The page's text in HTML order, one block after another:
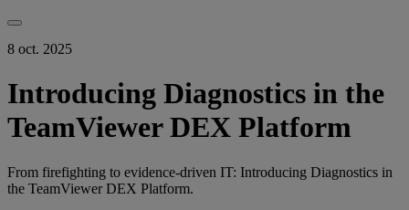
8 oct. 2025
Introducing Diagnostics in the
TeamViewer DEX Platform
From firefighting to evidence-driven IT: Introducing Diagnostics in
the TeamViewer DEX Platform.